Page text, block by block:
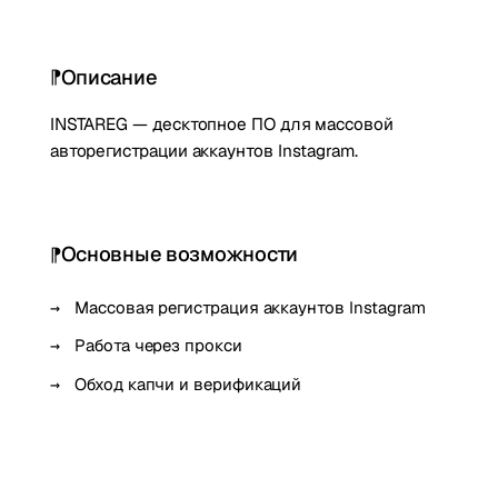
Описание
INSTAREG — десктопное ПО для массовой
авторегистрации аккаунтов Instagram.
Основные возможности
Массовая регистрация аккаунтов Instagram
Работа через прокси
Обход капчи и верификаций